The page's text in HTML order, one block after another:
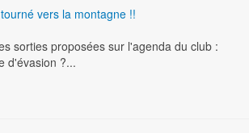
vers la montagne !!
sorties proposées sur l'agenda du club :
d'évasion ?...